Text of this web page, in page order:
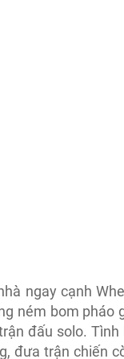
ngay cạnh
ném bom
đấu solo.
đưa trận chiến